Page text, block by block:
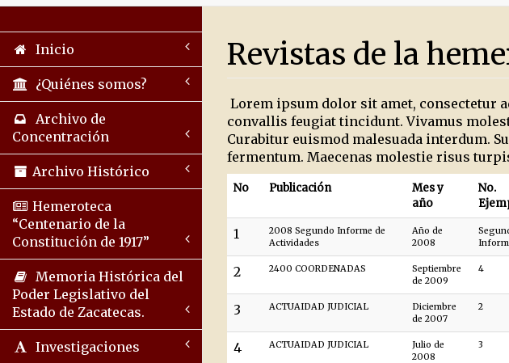
Inicio
¿Quiénes somos?
Archivo de
Concentración
Archivo Histórico
Hemeroteca
“Centenario de la
Constitución de 1917”
Memoria Histórica del
Poder Legislativo del
Estado de Zacatecas.
Investigaciones
Revistas de la
Lorem ipsum dolor sit amet, consectetur
convallis feugiat tincidunt. Vivamus
Curabitur euismod malesuada interdum.
fermentum. Maecenas molestie risus
No Publicación
Mes y
año
No.
1
2008 Segundo Informe de
Actividades
Año de
2008
2 2400 COORDENADAS
Septiembre
de 2009
4
3 ACTUAIDAD JUDICIAL
Diciembre
de 2007
2
4 ACTUAIDAD JUDICIAL
Julio de
2008
3